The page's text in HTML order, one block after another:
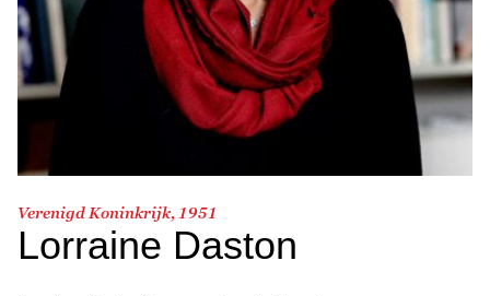
Verenigd Koninkrijk, 1951
Lorraine Daston